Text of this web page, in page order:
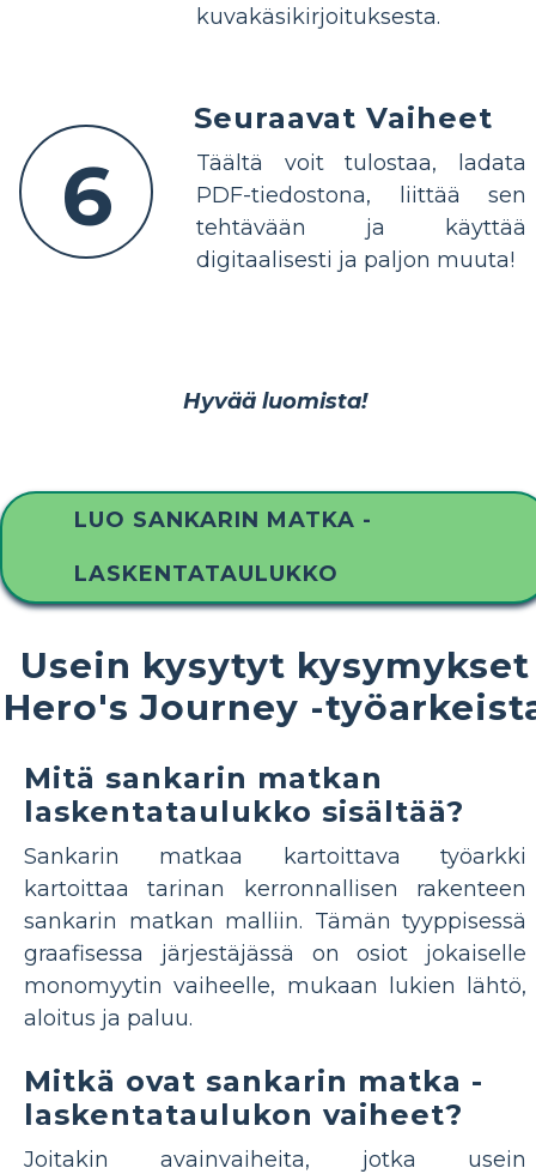
kuvakäsikirjoituksesta.
6
Seuraavat Vaiheet
Täältä voit tulostaa, ladata
PDF-tiedostona, liittää sen
tehtävään ja käyttää
digitaalisesti ja paljon muuta!
Hyvää luomista!
LUO SANKARIN MATKA -
LASKENTATAULUKKO
Usein kysytyt kysymykset
Hero's Journey -
Mitä sankarin matkan
laskentataulukko sisältää?
Sankarin matkaa kartoittava työarkki
kartoittaa tarinan kerronnallisen rakenteen
sankarin matkan malliin. Tämän tyyppisessä
graafisessa järjestäjässä on osiot jokaiselle
monomyytin vaiheelle, mukaan lukien lähtö,
aloitus ja paluu.
Mitkä ovat sankarin matka -
laskentataulukon vaiheet?
Joitakin avainvaiheita, jotka usein